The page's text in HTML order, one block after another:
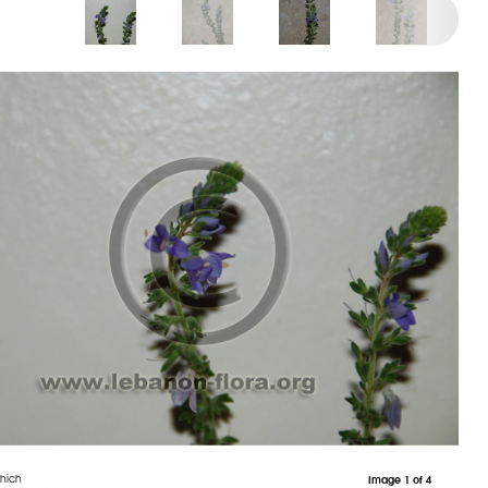
Image 1 of 4